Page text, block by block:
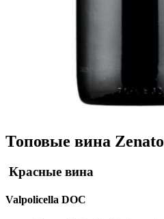
Топовые вина Zenato
Красные вина
Valpolicella DOC